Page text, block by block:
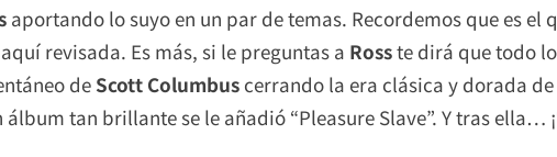
aportando lo suyo en un par de temas. Recordemos que es el
revisada. Es más, si le preguntas a Rosste dirá que todo
deScott Columbus cerrando la era clásica y dorada de
tan brillante se le añadió “Pleasure Slave”. Y tras ella…